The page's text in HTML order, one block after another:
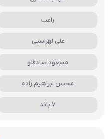
راغب
علی لهراسبی
مسعود صادقلو
محسن ابراهیم زاده
7 باند